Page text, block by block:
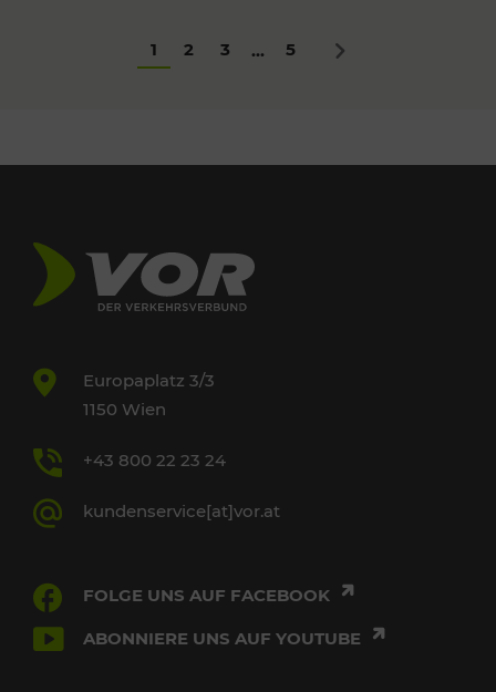
1 2 3 ... 5 Nächstes
Europaplatz 3/3
1150 Wien
+43 800 22 23 24
kundenservice[at]vor.at
FOLGE UNS AUF FACEBOOK
ABONNIERE UNS AUF YOUTUBE